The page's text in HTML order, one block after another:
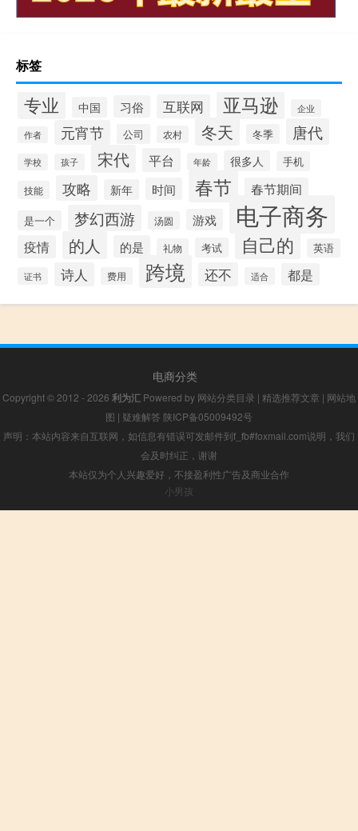
标签
专业 中国 习俗 互联网 亚马逊 企业
作者 元宵节 公司 农村 冬天 冬季 唐代
学校 孩子 宋代 平台 年龄 很多人 手机
技能 攻略 新年 时间 春节 春节期间
是一个 梦幻西游 汤圆 游戏 电子商务
疫情 的人 的是 礼物 考试 自己的 英语
证书 诗人 费用 跨境 还不 适合 都是
电商分类
Copyright © 2012 - 2026 利为汇 Powered by 网站分类目录 | 精选推荐文章 | 网站地
图 | 疑难解答 陕ICP备05009492号
声明：本站内容来自互联网，如信息有错误可发邮件到f_fb#foxmail.com说明，我们
会及时纠正，谢谢
本站仅为个人兴趣爱好，不接盈利性广告及商业合作
小男孩